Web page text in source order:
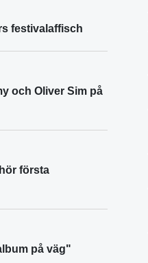
festivalaffisch
och Oliver Sim på
första
på väg"